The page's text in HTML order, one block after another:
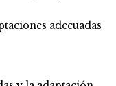
adecuadas